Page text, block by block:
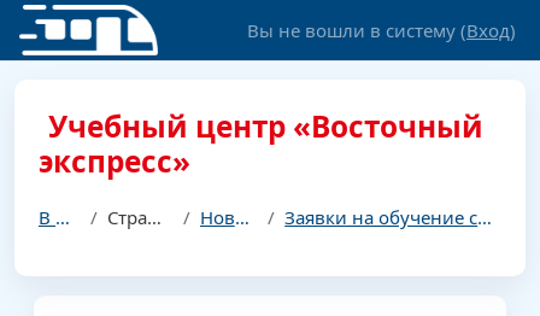
Перейти к основному содержанию
Вы не вошли в систему (Вход)
Учебный центр «Восточный
экспресс»
В начало Страницы сайта Новости сайта Заявки на обучение со 2 по 29 апреля 2018 года